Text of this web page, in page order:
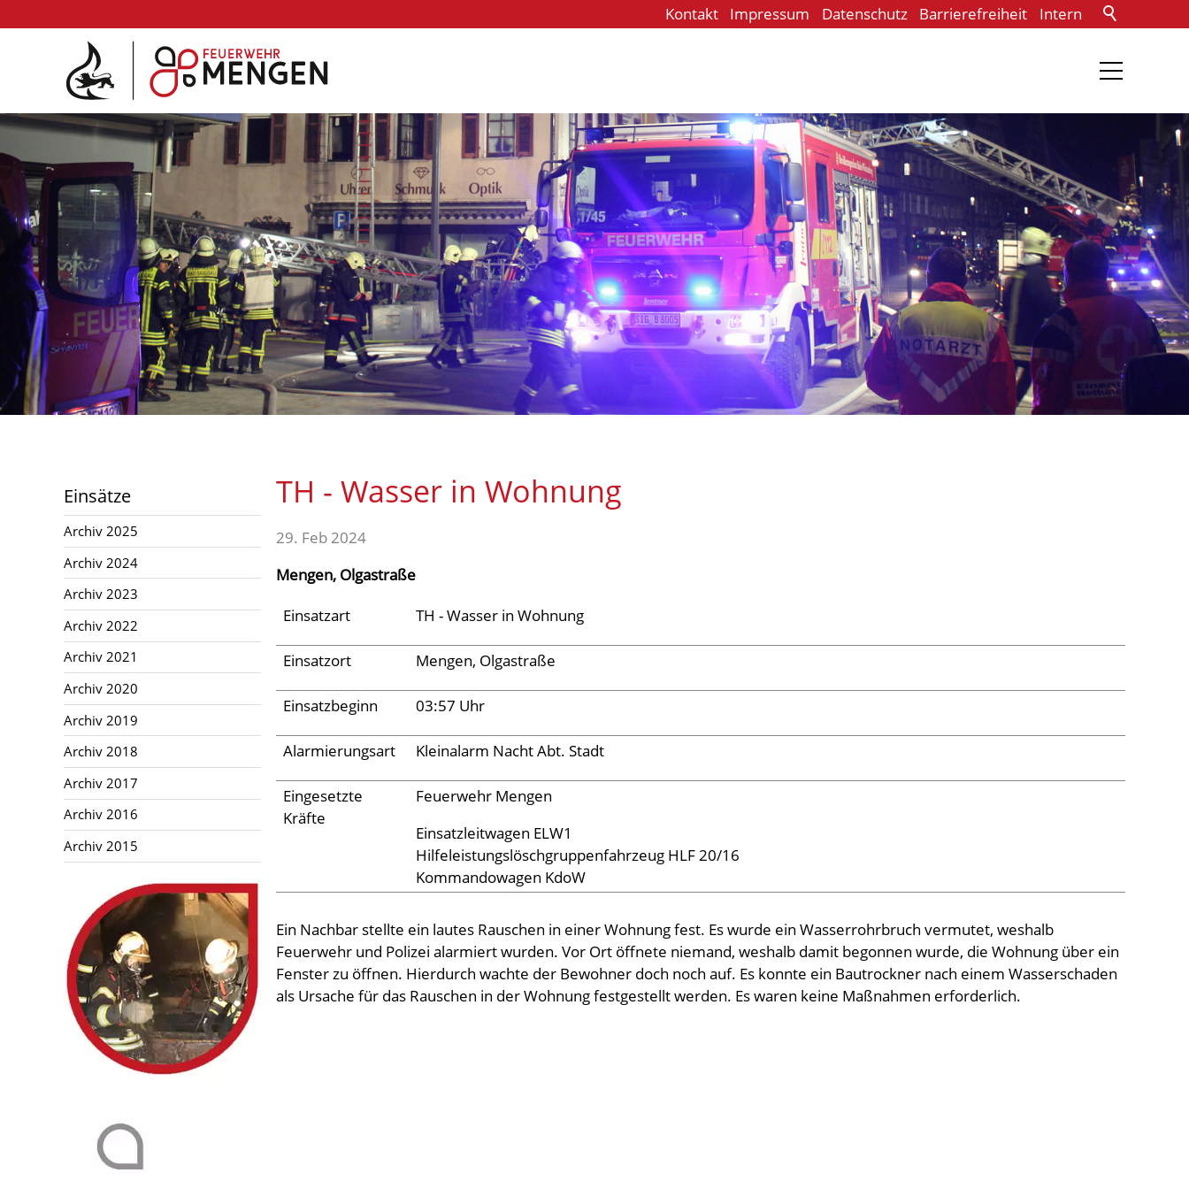
Kontakt Impressum Datenschutz Barrierefreiheit Intern
Die Feuerwehr
Abteilungen & Fachdienste
Fahrzeuge
Einsätze
Archiv 2025
Archiv 2024
Archiv 2021
Archiv 2020
Archiv 2019
Archiv 2018
Archiv 2017
Archiv 2016
Archiv 2015
Jugend
Aktuelles
Links
Einsätze
Archiv 2025
Archiv 2024
Archiv 2023
Archiv 2022
Archiv 2021
Archiv 2020
Archiv 2019
Archiv 2018
Archiv 2017
Archiv 2016
Archiv 2015
TH - Wasser in Wohnung
29. Feb 2024
Mengen, Olgastraße
Einsatzart
TH - Wasser in Wohnung
Einsatzort Mengen, Olgastraße
Einsatzbeginn 03:57 Uhr
Alarmierungsart Kleinalarm Nacht Abt. Stadt
Eingesetzte
Kräfte
Feuerwehr Mengen
Einsatzleitwagen ELW1
Hilfeleistungslöschgruppenfahrzeug HLF 20/16
Kommandowagen KdoW
Ein Nachbar stellte ein lautes Rauschen in einer Wohnung fest. Es wurde ein Wasserrohrbruch vermutet, weshalb
Feuerwehr und Polizei alarmiert wurden. Vor Ort öffnete niemand, weshalb damit begonnen wurde, die Wohnung über ein
Fenster zu öffnen. Hierdurch wachte der Bewohner doch noch auf. Es konnte ein Bautrockner nach einem Wasserschaden
als Ursache für das Rauschen in der Wohnung festgestellt werden. Es waren keine Maßnahmen erforderlich.